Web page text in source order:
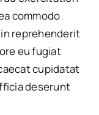
commodo
reprehenderit
eu fugiat
cupidatat
deserunt